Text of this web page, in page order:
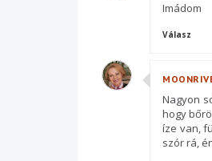
Imádom
Válasz
Nagyon
hogy
íze van,
szór rá,